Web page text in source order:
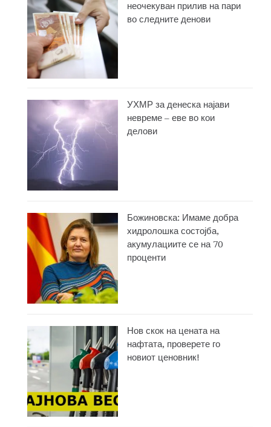
неочекуван прилив на пари
во следните денови
УХМР за денеска најави
невреме – еве во кои
делови
Божиновска: Имаме добра
хидролошка состојба,
акумулациите се на 70
проценти
Нов скок на цената на
нафтата, проверете го
новиот ценовник!